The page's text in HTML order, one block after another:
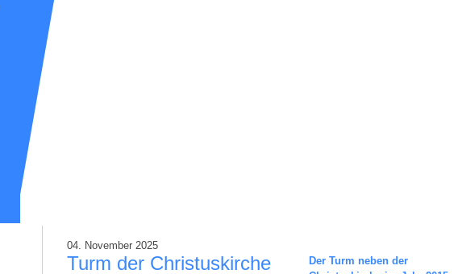
Der Turm neben der
04. November 2025
Turm der Christuskirche